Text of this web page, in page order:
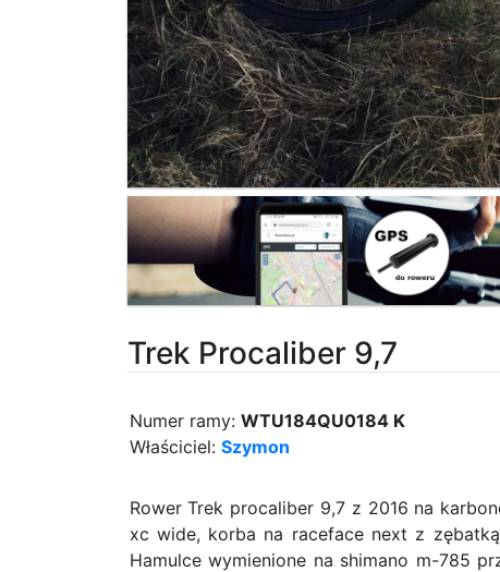
Trek Procaliber 9,7
Numer ramy: WTU184QU0184 K
Właściciel: Szymon
Rower Trek procaliber 9,7 z 2016 na
xc wide, korba na raceface next z
Hamulce wymienione na shimano m-785